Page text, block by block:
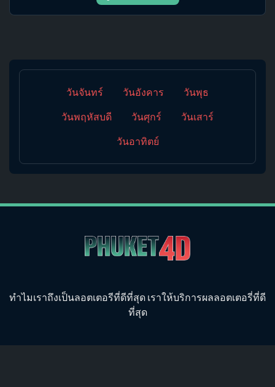
วันจันทร์ วันอังคาร วันพุธ
วันพฤหัสบดี วันศุกร์ วันเสาร์
วันอาทิตย์
ทำไมเราถึงเป็นลอตเตอรีที่ดีที่สุด เราให้บริการผลลอตเตอรี่ที่ดี
ที่สุด